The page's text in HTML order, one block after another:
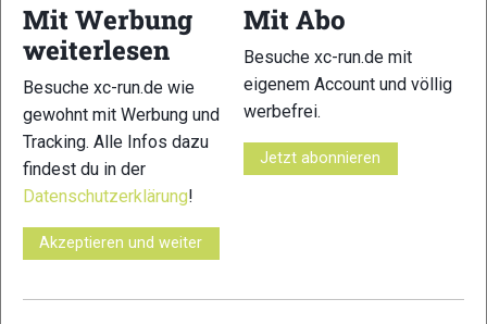
9 10
11 12
Mit Werbung
weiterlesen
Besuche xc-run.de wie
gewohnt mit Werbung und
Tracking. Alle Infos dazu
findest du in der
Datenschutzerklärung!
Akzeptieren und weiter
Mit Abo
Besuche xc-run.de mit
eigenem Account und völlig
werbefrei.
Jetzt abonnieren